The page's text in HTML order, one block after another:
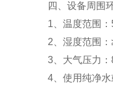
四、设备周围
1、温度范围
2、湿度范围
3、大气压力
4、使用纯净